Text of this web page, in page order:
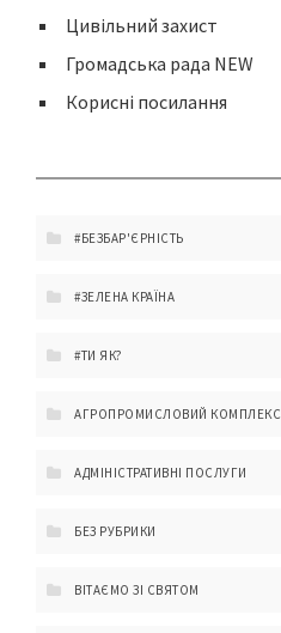
Цивільний захист
Громадська рада NEW
Корисні посилання
#БЕЗБАР'ЄРНІСТЬ
#ЗЕЛЕНА КРАЇНА
#ТИ ЯК?
АГРОПРОМИСЛОВИЙ КОМПЛЕКС
АДМІНІСТРАТИВНІ ПОСЛУГИ
БЕЗ РУБРИКИ
ВІТАЄМО ЗІ СВЯТОМ